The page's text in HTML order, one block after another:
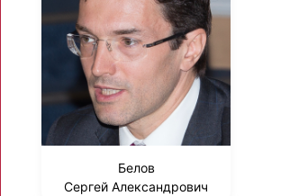
Белов
Сергей Александрович